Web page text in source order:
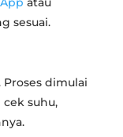
sesuai.
dimulai
suhu,